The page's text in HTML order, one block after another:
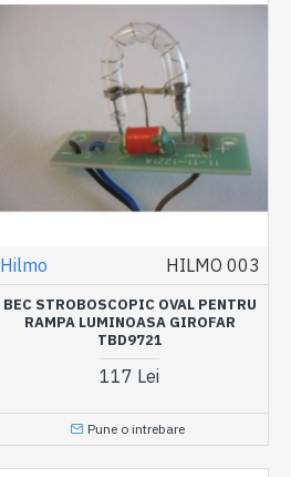
Hilmo HILMO 003
BEC STROBOSCOPIC OVAL PENTRU
RAMPA LUMINOASA GIROFAR
TBD9721
117 Lei
Pune o intrebare